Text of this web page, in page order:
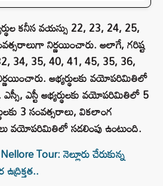
కనీస వయస్సు 22, 23, 24, 25,
నిర్ణయించారు. అలాగే, గరిష్ట
34, 35, 40, 41, 45, 35, 36,
అభ్యర్థులకు వయోపరిమితిలో
ఎస్టీ అభ్యర్థులకు వయోపరిమితిలో 5
3 సంవత్సరాలు, వికలాంగ
వయోపరిమితిలో సడలింపు ఉంటుంది.
Tour: నెల్లూరు చేరుకున్న